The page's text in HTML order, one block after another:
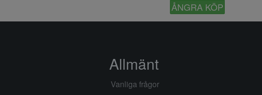
ÅNGRA KÖP
Allmänt
Vanliga frågor